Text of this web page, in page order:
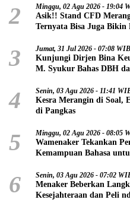
2 Minggu, 02 Agu 2026 - 19:04
Asik!! Stand CFD
Ternyata Bisa Juga Bikin
3 Jumat, 31 Jul 2026 - 07:08 WIB
Kunjungi Dirjen Bina
M. Syukur Bahas DBH
4 Senin, 03 Agu 2026 - 11:41
Kesra Merangin di Soal,
di Pangkas
5 Minggu, 02 Agu 2026 - 08:05
Wamenaker Tekankan
Kemampuan Bahasa
6 Senin, 03 Agu 2026 - 07:02
Menaker Beberkan
Kesejahteraan dan Peli